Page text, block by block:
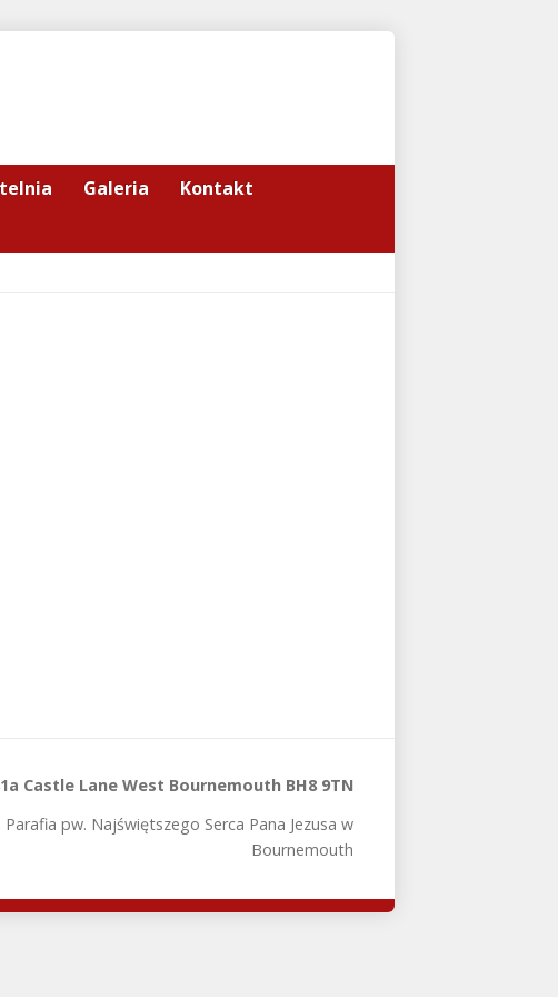
Galeria
Kontakt
Castle Lane West Bournemouth BH8 9TN
pw. Najświętszego Serca Pana Jezusa w
Bournemouth